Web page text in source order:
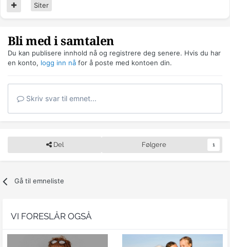
Siter
Bli med i samtalen
Du kan publisere innhold nå og registrere deg senere. Hvis du har
en konto, logg inn nå for å poste med kontoen din.
Skriv svar til emnet...
Del Følgere 1
Gå til emneliste
VI FORESLÅR OGSÅ